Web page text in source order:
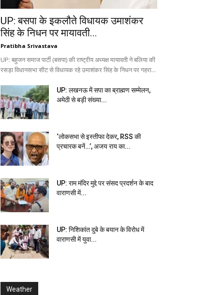
UP: बसपा के इकलौते विधायक उमाशंकर
सिंह के निधन पर मायावती...
Pratibha Srivastava
UP: बहुजन समाज पार्टी (बसपा) की राष्ट्रीय अध्यक्ष मायावती ने बलिया की
रसड़ा विधानसभा सीट से विधायक रहे उमाशंकर सिंह के निधन पर गहरा...
UP: लखनऊ में सपा का ब्राह्मण सम्मेलन,
अमेठी से बड़ी संख्या...
‘लोकसभा से इस्तीफा देकर, RSS की
प्रचारक बनें…’, अजय राय का...
UP: राम मंदिर मुद्दे पर संसद प्रदर्शन के बाद
वाराणसी में...
UP: निशिकांत दुबे के बयान के विरोध में
वाराणसी में युवा...
Weather